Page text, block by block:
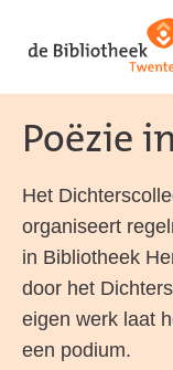
direct
content
direct
footer
naar
de
homepagina
Poëzie
Het
organiseert
in Bibliotheek
door het
eigen werk laat
een podium.